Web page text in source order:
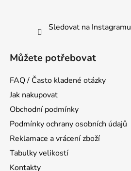
Sledovat na Instagramu
Můžete potřebovat
FAQ / Často kladené otázky
Jak nakupovat
Obchodní podmínky
Podmínky ochrany osobních údajů
Reklamace a vrácení zboží
Tabulky velikostí
Kontakty